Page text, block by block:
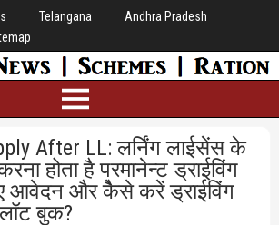
Telangana
Andhra Pradesh
After LL: लर्निंग लाईसेंस के
होता है परमानेन्ट ड्राईविंग
आवेदन और कैेसे करें ड्राईविंग
बुक?